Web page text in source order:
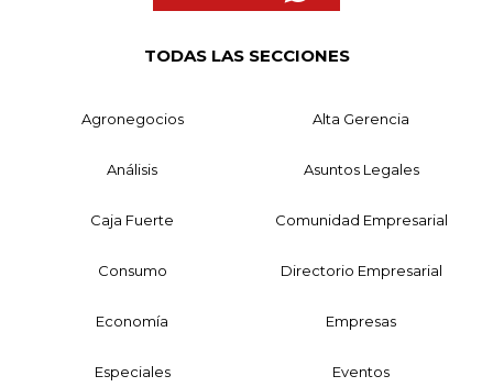
TODAS LAS SECCIONES
Agronegocios Alta Gerencia
Análisis Asuntos Legales
Caja Fuerte Comunidad Empresarial
Consumo Directorio Empresarial
Economía Empresas
Especiales Eventos